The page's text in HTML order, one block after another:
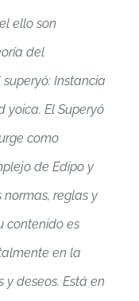
ello son
del
Instancia
El Superyó
como
de Edipo y
reglas y
contenido es
en la
y deseos. Está en